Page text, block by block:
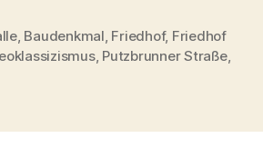
, Baudenkmal, Friedhof, Friedhof
, Putzbrunner Straße,